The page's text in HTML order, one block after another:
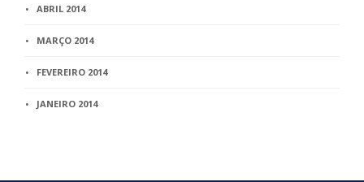
ABRIL 2014
MARÇO 2014
FEVEREIRO 2014
JANEIRO 2014